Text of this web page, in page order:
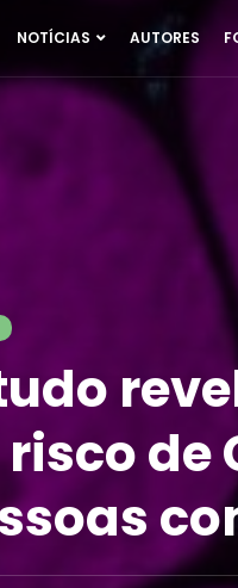
NOTÍCIAS AUTORES
de